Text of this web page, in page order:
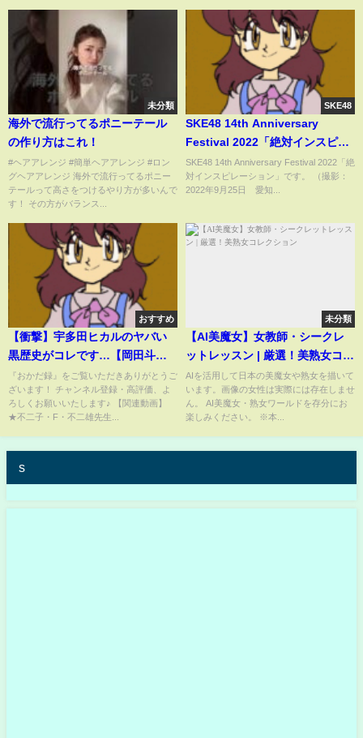
未分類
海外で流行ってるポニーテール
の作り方はこれ！
#ヘアアレンジ #簡単ヘアアレンジ #ロン
グヘアアレンジ 海外で流行ってるポニー
テールって高さをつけるやり方が多いんで
す！ その方がバランス...
SKE48
SKE48 14th Anniversary
Festival 2022「絶対インスピレ
ーション」-OFFICIAL LIVE
VIDEO- / 2022年9月25日
SKE48 14th Anniversary Festival 2022「絶
対インスピレーション」です。 （撮影：
2022年9月25日 愛知...
おすすめ
【衝撃】宇多田ヒカルのヤバい
黒歴史がコレです…【岡田斗司
夫/切り抜き/宇多田ヒカル/君に夢
中/黒歴史/声優/ピノコ/草超えて
森】
『おかだ録』をご覧いただきありがとうご
ざいます！ チャンネル登録・高評価、よ
ろしくお願いいたします♪ 【関連動画】
★不二子・F・不二雄先生...
未分類
【AI美魔女】女教師・シークレ
ットレッスン | 厳選！美熟女コレ
クション
AIを活用して日本の美魔女や熟女を描いて
います。画像の女性は実際には存在しませ
ん。 AI美魔女・熟女ワールドを存分にお
楽しみください。 ※本...
s